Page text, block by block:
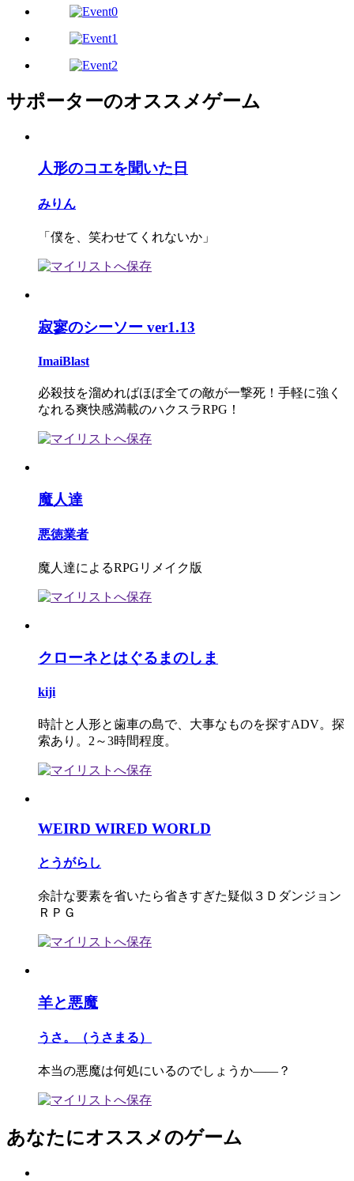
サポーターのオススメゲーム
人形のコエを聞いた日
みりん
「僕を、笑わせてくれないか」
寂寥のシーソー ver1.13
ImaiBlast
必殺技を溜めればほぼ全ての敵が一撃死！手軽に強く
なれる爽快感満載のハクスラRPG！
魔人達
悪徳業者
魔人達によるRPGリメイク版
クローネとはぐるまのしま
kiji
時計と人形と歯車の島で、大事なものを探すADV。探
索あり。2～3時間程度。
WEIRD WIRED WORLD
とうがらし
余計な要素を省いたら省きすぎた疑似３Ｄダンジョン
ＲＰＧ
羊と悪魔
うさ。（うさまる）
本当の悪魔は何処にいるのでしょうか――？
あなたにオススメのゲーム